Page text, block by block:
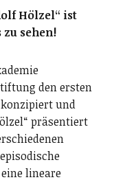
Hölzel“ ist
sehen!
den ersten
und
präsentiert
lineare